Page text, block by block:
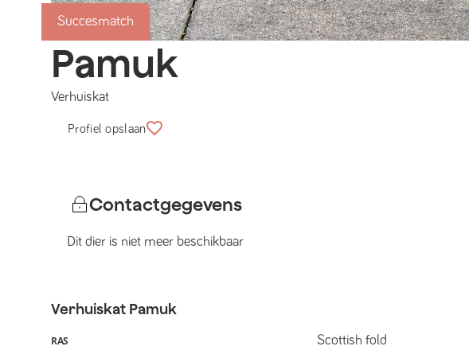
Succesmatch
Pamuk
Verhuiskat
Profiel opslaan
Contactgegevens
Dit dier is niet meer beschikbaar
Verhuiskat Pamuk
RAS Scottish fold